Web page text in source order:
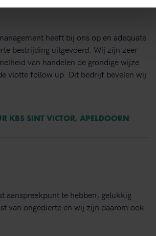
heeft bij ons op en adequate
bestrijding uitgevoerd. Wij zijn zeer
van handelen de grondige wijze
vlotte follow up. Dit bedrijf bevelen wij
KBS SINT VICTOR, APELDOORN
aanspreekpunt te hebben, gelukkig
van ongedierte en wij zijn daarom ook